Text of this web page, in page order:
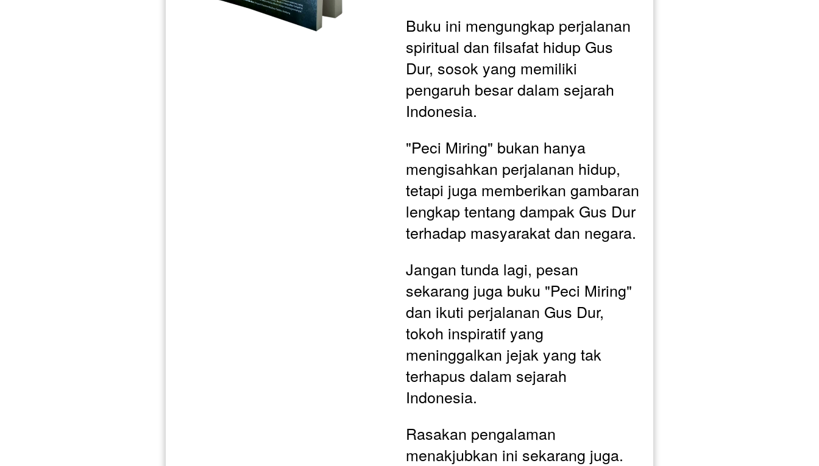
Buku ini mengungkap perjalanan
spiritual dan filsafat hidup Gus
Dur, sosok yang memiliki
pengaruh besar dalam sejarah
Indonesia.
"Peci Miring" bukan hanya
mengisahkan perjalanan hidup,
tetapi juga memberikan gambaran
lengkap tentang dampak Gus Dur
terhadap masyarakat dan negara.
Jangan tunda lagi, pesan
sekarang juga buku "Peci Miring"
dan ikuti perjalanan Gus Dur,
tokoh inspiratif yang
meninggalkan jejak yang tak
terhapus dalam sejarah
Indonesia.
Rasakan pengalaman
menakjubkan ini sekarang juga.